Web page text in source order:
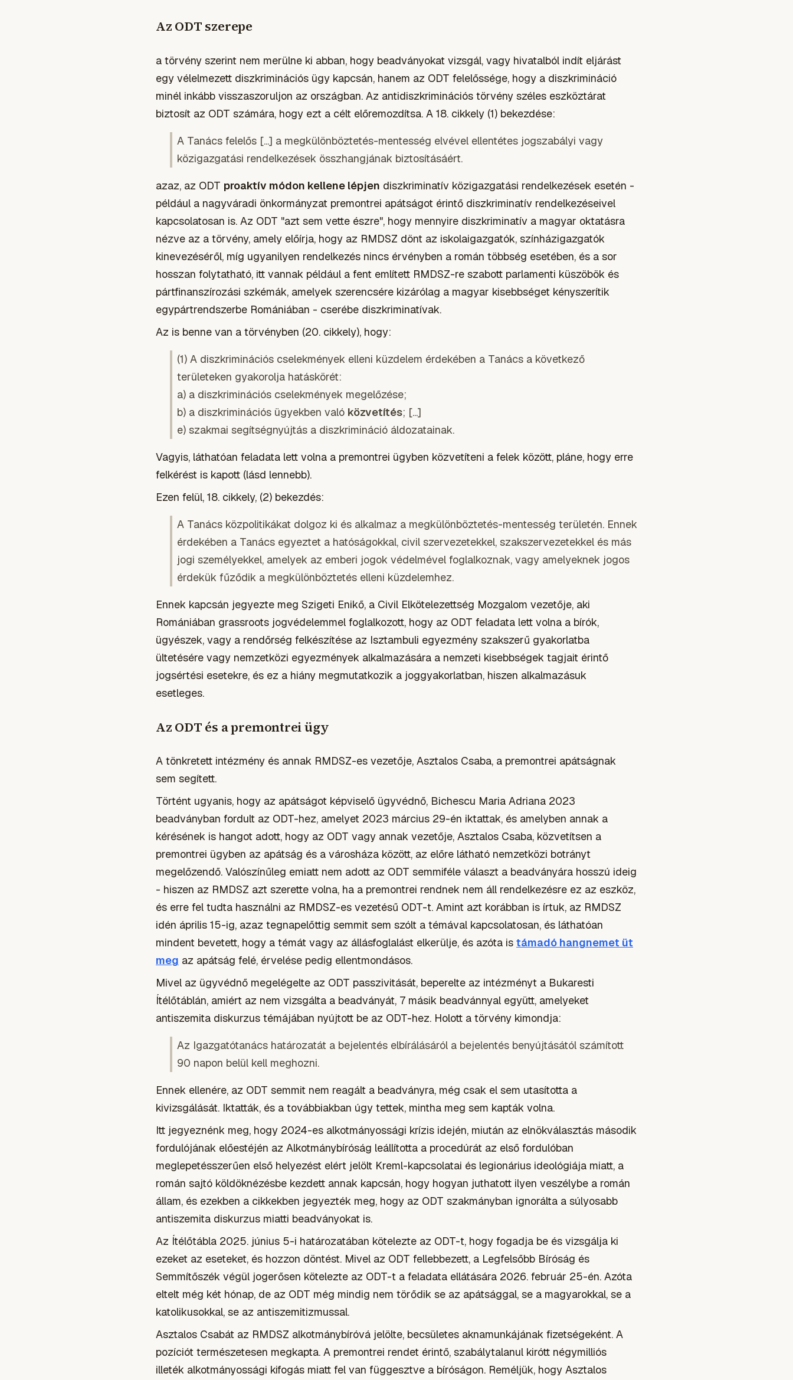
Az ODT szerepe
a törvény szerint nem merülne ki abban, hogy beadványokat vizsgál, vagy hivatalból indít eljárást
egy vélelmezett diszkriminációs ügy kapcsán, hanem az ODT felelőssége, hogy a diszkrimináció
minél inkább visszaszoruljon az országban. Az antidiszkriminációs törvény széles eszköztárat
biztosít az ODT számára, hogy ezt a célt előremozdítsa. A 18. cikkely (1) bekezdése:
A Tanács felelős [...] a megkülönböztetés-mentesség elvével ellentétes jogszabályi vagy
közigazgatási rendelkezések összhangjának biztosításáért.
azaz, az ODT proaktív módon kellene lépjen diszkriminatív közigazgatási rendelkezések esetén -
például a nagyváradi önkormányzat premontrei apátságot érintő diszkriminatív rendelkezéseivel
kapcsolatosan is. Az ODT "azt sem vette észre", hogy mennyire diszkriminatív a magyar oktatásra
nézve az a törvény, amely előírja, hogy az RMDSZ dönt az iskolaigazgatók, színházigazgatók
kinevezéséről, míg ugyanilyen rendelkezés nincs érvényben a román többség esetében, és a sor
hosszan folytatható, itt vannak például a fent említett RMDSZ-re szabott parlamenti küszöbök és
pártfinanszírozási szkémák, amelyek szerencsére kizárólag a magyar kisebbséget kényszerítik
egypártrendszerbe Romániában - cserébe diszkriminatívak.
Az is benne van a törvényben (20. cikkely), hogy:
(1) A diszkriminációs cselekmények elleni küzdelem érdekében a Tanács a következő
területeken gyakorolja hatáskörét:
a) a diszkriminációs cselekmények megelőzése;
b) a diszkriminációs ügyekben való közvetítés; [...]
e) szakmai segítségnyújtás a diszkrimináció áldozatainak.
Vagyis, láthatóan feladata lett volna a premontrei ügyben közvetíteni a felek között, pláne, hogy erre
felkérést is kapott (lásd lennebb).
Ezen felül, 18. cikkely, (2) bekezdés:
A Tanács közpolitikákat dolgoz ki és alkalmaz a megkülönböztetés-mentesség területén. Ennek
érdekében a Tanács egyeztet a hatóságokkal, civil szervezetekkel, szakszervezetekkel és más
jogi személyekkel, amelyek az emberi jogok védelmével foglalkoznak, vagy amelyeknek jogos
érdekük fűződik a megkülönböztetés elleni küzdelemhez.
Ennek kapcsán jegyezte meg Szigeti Enikő, a Civil Elkötelezettség Mozgalom vezetője, aki
Romániában grassroots jogvédelemmel foglalkozott, hogy az ODT feladata lett volna a bírók,
ügyészek, vagy a rendőrség felkészítése az Isztambuli egyezmény szakszerű gyakorlatba
ültetésére vagy nemzetközi egyezmények alkalmazására a nemzeti kisebbségek tagjait érintő
jogsértési esetekre, és ez a hiány megmutatkozik a joggyakorlatban, hiszen alkalmazásuk
esetleges.
Az ODT és a premontrei ügy
A tönkretett intézmény és annak RMDSZ-es vezetője, Asztalos Csaba, a premontrei apátságnak
sem segített.
Történt ugyanis, hogy az apátságot képviselő ügyvédnő, Bichescu Maria Adriana 2023
beadványban fordult az ODT-hez, amelyet 2023 március 29-én iktattak, és amelyben annak a
kérésének is hangot adott, hogy az ODT vagy annak vezetője, Asztalos Csaba, közvetítsen a
premontrei ügyben az apátság és a városháza között, az előre látható nemzetközi botrányt
megelőzendő. Valószínűleg emiatt nem adott az ODT semmiféle választ a beadványára hosszú ideig
- hiszen az RMDSZ azt szerette volna, ha a premontrei rendnek nem áll rendelkezésre ez az eszköz,
és erre fel tudta használni az RMDSZ-es vezetésű ODT-t. Amint azt korábban is írtuk, az RMDSZ
idén április 15-ig, azaz tegnapelőttig semmit sem szólt a témával kapcsolatosan, és láthatóan
mindent bevetett, hogy a témát vagy az állásfoglalást elkerülje, és azóta is támadó hangnemet üt
meg az apátság felé, érvelése pedig ellentmondásos.
Mivel az ügyvédnő megelégelte az ODT passzivitását, beperelte az intézményt a Bukaresti
Ítélőtáblán, amiért az nem vizsgálta a beadványát, 7 másik beadvánnyal együtt, amelyeket
antiszemita diskurzus témájában nyújtott be az ODT-hez. Holott a törvény kimondja:
Az Igazgatótanács határozatát a bejelentés elbírálásáról a bejelentés benyújtásától számított
90 napon belül kell meghozni.
Ennek ellenére, az ODT semmit nem reagált a beadványra, még csak el sem utasította a
kivizsgálását. Iktatták, és a továbbiakban úgy tettek, mintha meg sem kapták volna.
Itt jegyeznénk meg, hogy 2024-es alkotmányossági krízis idején, miután az elnökválasztás második
fordulójának előestéjén az Alkotmánybíróság leállította a procedúrát az első fordulóban
meglepetésszerűen első helyezést elért jelölt Kreml-kapcsolatai és legionárius ideológiája miatt, a
román sajtó köldöknézésbe kezdett annak kapcsán, hogy hogyan juthatott ilyen veszélybe a román
állam, és ezekben a cikkekben jegyezték meg, hogy az ODT szakmányban ignorálta a súlyosabb
antiszemita diskurzus miatti beadványokat is.
Az Ítélőtábla 2025. június 5-i határozatában kötelezte az ODT-t, hogy fogadja be és vizsgálja ki
ezeket az eseteket, és hozzon döntést. Mivel az ODT fellebbezett, a Legfelsőbb Bíróság és
Semmítőszék végül jogerősen kötelezte az ODT-t a feladata ellátására 2026. február 25-én. Azóta
eltelt még két hónap, de az ODT még mindig nem törődik se az apátsággal, se a magyarokkal, se a
katolikusokkal, se az antiszemitizmussal.
Asztalos Csabát az RMDSZ alkotmánybíróvá jelölte, becsületes aknamunkájának fizetségeként. A
pozíciót természetesen megkapta. A premontrei rendet érintő, szabálytalanul kirótt négymilliós
illeték alkotmányossági kifogás miatt fel van függesztve a bíróságon. Reméljük, hogy Asztalos